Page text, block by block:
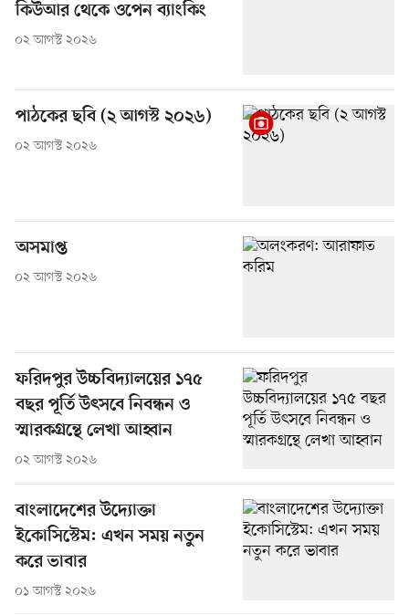
কিউআর থেকে ওপেন ব্যাংকিং
০২ আগস্ট ২০২৬
পাঠকের ছবি (২ আগস্ট ২০২৬)
০২ আগস্ট ২০২৬
অসমাপ্ত
০২ আগস্ট ২০২৬
ফরিদপুর উচ্চবিদ্যালয়ের ১৭৫
বছর পূর্তি উৎসবে নিবন্ধন ও
স্মারকগ্রন্থে লেখা আহ্বান
০২ আগস্ট ২০২৬
বাংলাদেশের উদ্যোক্তা
ইকোসিস্টেম: এখন সময় নতুন
করে ভাবার
০১ আগস্ট ২০২৬